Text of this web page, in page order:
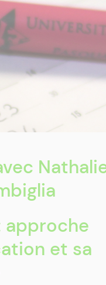
approche
et sa